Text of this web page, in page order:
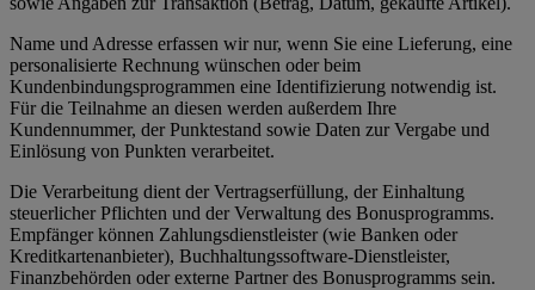
Name und Adresse erfassen wir nur, wenn Sie eine Lieferung, eine
personalisierte Rechnung wünschen oder beim
Kundenbindungsprogrammen eine Identifizierung notwendig ist.
Für die Teilnahme an diesen werden außerdem Ihre
Kundennummer, der Punktestand sowie Daten zur Vergabe und
Einlösung von Punkten verarbeitet.
Die Verarbeitung dient der Vertragserfüllung, der Einhaltung
steuerlicher Pflichten und der Verwaltung des Bonusprogramms.
Empfänger können Zahlungsdienstleister (wie Banken oder
Kreditkartenanbieter), Buchhaltungssoftware-Dienstleister,
Finanzbehörden oder externe Partner des Bonusprogramms sein.